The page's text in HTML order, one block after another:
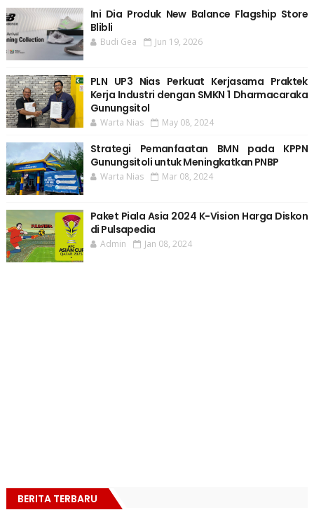
Ini Dia Produk New Balance Flagship Store
Blibli
Budi Gea Jun 19, 2026
PLN UP3 Nias Perkuat Kerjasama Praktek
Kerja Industri dengan SMKN 1 Dharmacaraka
Gunungsitol
Warta Nias May 08, 2024
Strategi Pemanfaatan BMN pada KPPN
Gunungsitoli untuk Meningkatkan PNBP
Warta Nias Mar 08, 2024
Paket Piala Asia 2024 K-Vision Harga Diskon
di Pulsapedia
Admin Jan 08, 2024
BERITA TERBARU